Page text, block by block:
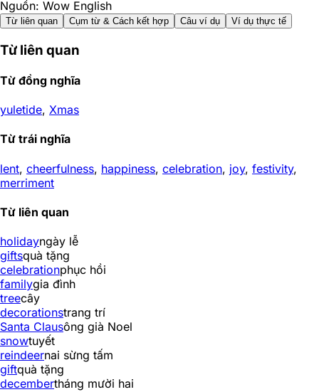
Nguồn: Wow English
Từ liên quan Cụm từ & Cách kết hợp Câu ví dụ Ví dụ thực tế
Từ liên quan
Từ đồng nghĩa
yuletide, Xmas
Từ trái nghĩa
lent, cheerfulness, happiness, celebration, joy, festivity,
merriment
Từ liên quan
holidayngày lễ
giftsquà tặng
celebrationphục hồi
familygia đình
treecây
decorationstrang trí
Santa Clausông già Noel
snowtuyết
reindeernai sừng tấm
giftquà tặng
decembertháng mười hai